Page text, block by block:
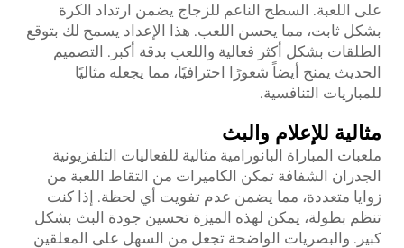
على اللعبة. السطح الناعم للزجاج يضمن ارتداد الكرة
بشكل ثابت، مما يحسن اللعب. هذا الإعداد يسمح لك بتوقع
الطلقات بشكل أكثر فعالية واللعب بدقة أكبر. التصميم
الحديث يمنح أيضاً شعورًا احترافيًا، مما يجعله مثاليًا
للمباريات التنافسية.
مثالية للإعلام والبث
ملعبات المباراة البانورامية مثالية للفعاليات التلفزيونية
الجدران الشفافة تمكن الكاميرات من التقاط اللعبة من
زوايا متعددة، مما يضمن عدم تفويت أي لحظة. إذا كنت
تنظم بطولة، يمكن لهذه الميزة تحسين جودة البث بشكل
كبير. والبصريات الواضحة تجعل من السهل على المعلقين